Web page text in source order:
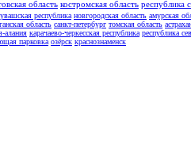
область костромская область республика
республика новгородская область амурская
область санкт-петербург томская область
алания карачаево-черкесская республика республика
парковка озёрск краснознаменск